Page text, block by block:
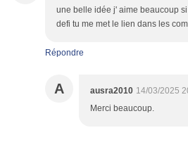
une belle idée j' aime beaucoup
defi tu me met le lien dans les
Répondre
A ausra2010 14/03/2025
Merci beaucoup.